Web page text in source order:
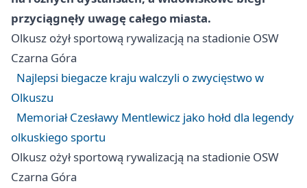
przyciągnęły uwagę całego miasta.
Olkusz ożył sportową rywalizacją na stadionie OSW
Czarna Góra
Najlepsi biegacze kraju walczyli o zwycięstwo w
Olkuszu
Memoriał Czesławy Mentlewicz jako hołd dla legendy
olkuskiego sportu
Olkusz ożył sportową rywalizacją na stadionie OSW
Czarna Góra